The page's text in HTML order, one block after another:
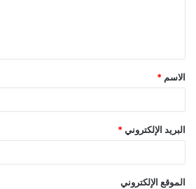
الاسم *
البريد الإلكتروني *
الموقع الإلكتروني